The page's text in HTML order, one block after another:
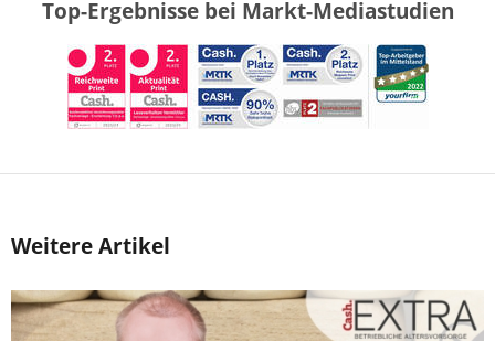
Top-Ergebnisse bei Markt-Mediastudien
Weitere Artikel